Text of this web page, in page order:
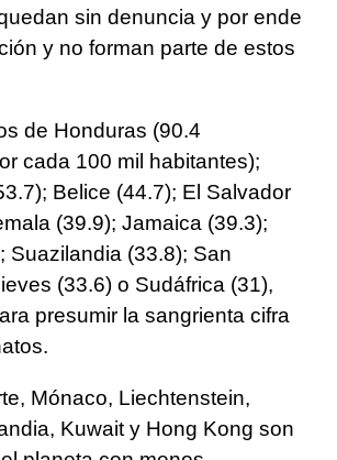
sin denuncia y por ende
y no forman parte de estos
de Honduras (90.4
cada 100 mil habitantes);
Belice (44.7); El Salvador
(39.9); Jamaica (39.3);
Suazilandia (33.8); San
(33.6) o Sudáfrica (31),
presumir la sangrienta cifra
Mónaco, Liechtenstein,
Kuwait y Hong Kong son